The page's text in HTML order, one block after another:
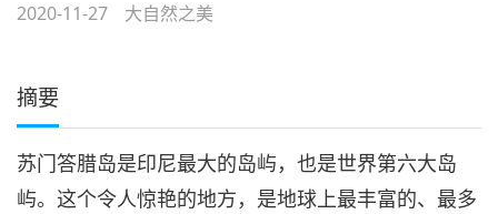
2020-11-27 大自然之美
摘要
苏门答腊岛是印尼最大的岛屿，也是世界第六大岛
屿。这个令人惊艳的地方，是地球上最丰富的、最多